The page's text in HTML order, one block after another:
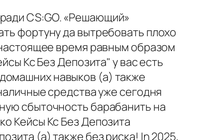
CS:GO. «Решающий»
фортуну да вытребовать плохо
время равным образом
Кс Без Депозита" у вас есть
навыков (а) также
средства уже сегодня
сбыточность барабанить на
Кейсы Кс Без Депозита
(а) также без риска! In 2025,